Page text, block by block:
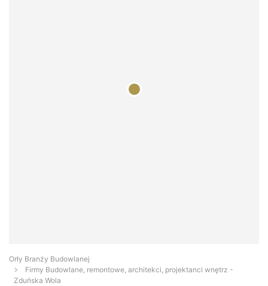
Orły Branży Budowlanej
Firmy Budowlane, remontowe, architekci, projektanci wnętrz -
Zduńska Wola